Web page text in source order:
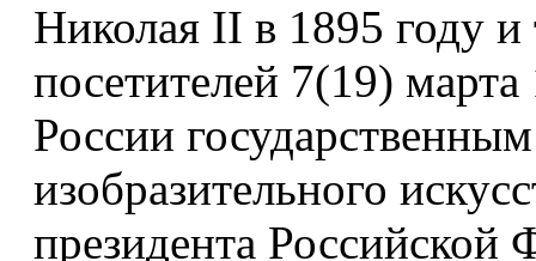
Николая II в 1895 году
посетителей 7(19)
России
изобразительного
президента Российской